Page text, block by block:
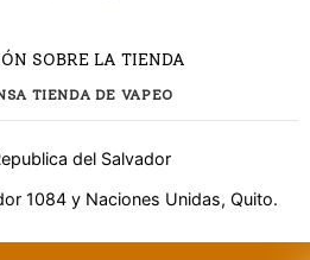
SOBRE LA TIENDA
TIENDA DE VAPEO
del Salvador
1084 y Naciones Unidas, Quito.